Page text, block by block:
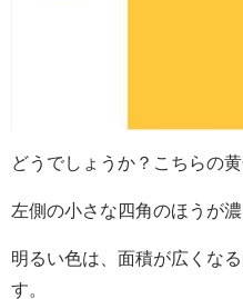
どうでしょうか？こちらの
左側の小さな四角のほうが
明るい色は、面積が広くな
す。